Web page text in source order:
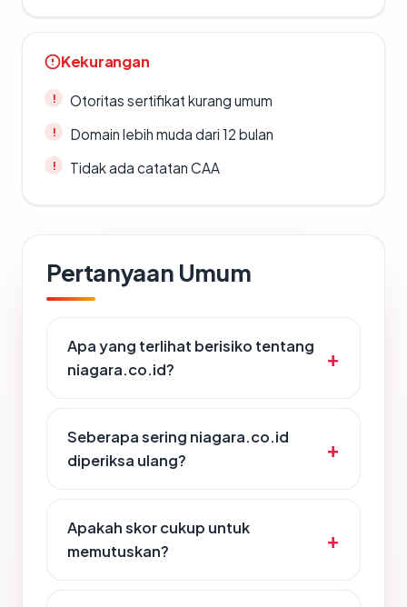
Kekurangan
Otoritas sertifikat kurang umum
Domain lebih muda dari 12 bulan
Tidak ada catatan CAA
Pertanyaan Umum
Apa yang terlihat berisiko tentang
niagara.co.id?
Seberapa sering niagara.co.id
diperiksa ulang?
Apakah skor cukup untuk
memutuskan?